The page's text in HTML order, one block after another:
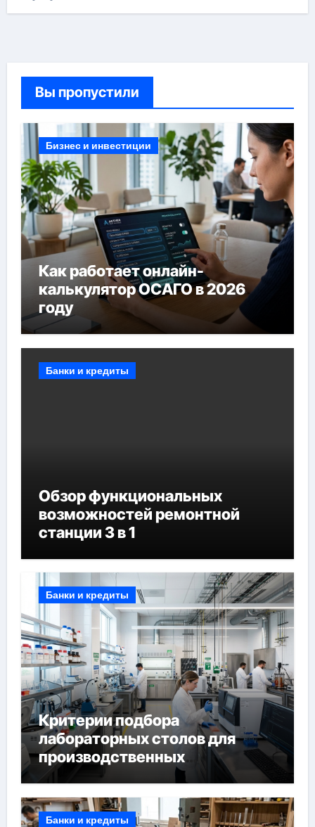
Вы пропустили
Бизнес и инвестиции
Как работает онлайн-
калькулятор ОСАГО в 2026
году
Банки и кредиты
Обзор функциональных
возможностей ремонтной
станции 3 в 1
Банки и кредиты
Критерии подбора
лабораторных столов для
производственных
лабораторий
Банки и кредиты